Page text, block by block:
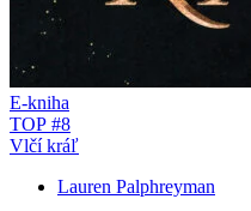
E-kniha
TOP #8
Vlčí kráľ
Lauren Palphreyman